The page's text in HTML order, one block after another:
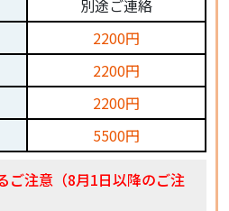
別途ご連絡
2200円
2200円
2200円
5500円
ご注意（8月1日以降のご注